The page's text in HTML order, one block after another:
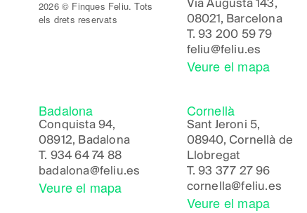
2026 © Finques Feliu. Tots
els drets reservats
Via Augusta 143,
08021, Barcelona
T.93 200 59 79
feliu@feliu.es
Veure el mapa
Badalona
Conquista 94,
08912, Badalona
T. 934 64 74 88
badalona@feliu.es
Veure el mapa
Cornellà
Sant Jeroni 5,
08940, Cornellà de
Llobregat
T.93 377 27 96
cornella@feliu.es
Veure el mapa